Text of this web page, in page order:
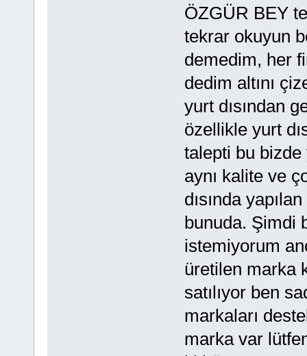
ÖZGÜR BEY
tekrar okuyun
demedim, her
dedim altını
yurt dısından
özellikle yurt
talepti bu
aynı kalite ve
dısında
bunuda. Şimdi
istemiyorum
üretilen marka
satılıyor ben
markaları
marka var